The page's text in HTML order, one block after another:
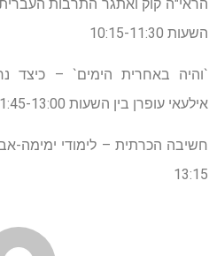
הראי"ה קוק ואתגר התרבות
השעות 10:15-11:30
`והיה באחרית הימים` – כיצד
אילעאי עופרן בין השעות 11:45-13:00
13:15